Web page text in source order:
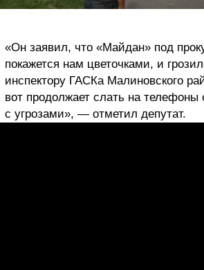
«Он заявил, что «Майдан» под
покажется нам цветочками, и
инспектору ГАСКа Малиновского
вот продолжает слать на телефоны
с угрозами», — отметил депутат.